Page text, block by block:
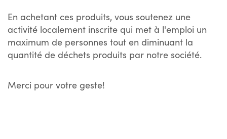
En achetant ces produits, vous soutenez une
activité localement inscrite qui met à l'emploi un
maximum de personnes tout en diminuant la
quantité de déchets produits par notre société.
Merci pour votre geste!